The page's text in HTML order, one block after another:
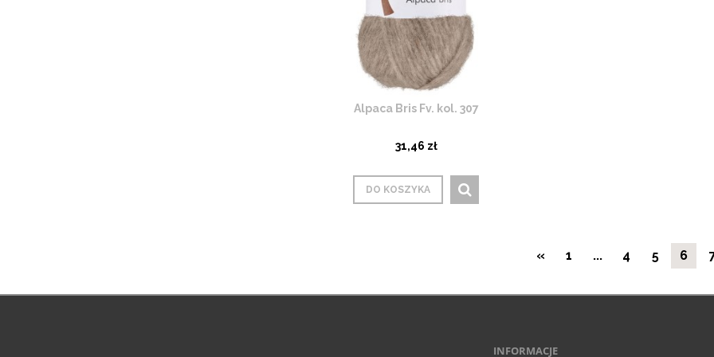
Alpaca Bris Fv. kol. 307
31,46 zł
DO KOSZYKA
« 1 ... 4 5 6
INFORMACJE